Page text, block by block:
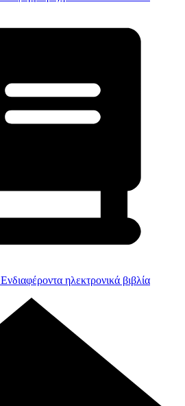
Ενδιαφέροντα ηλεκτρονικά βιβλία